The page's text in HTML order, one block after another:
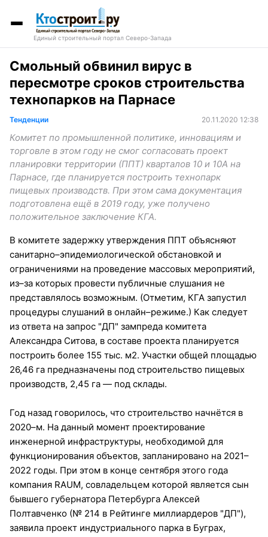
Единый строительный портал Северо-Запада
Смольный обвинил вирус в
пересмотре сроков строительства
технопарков на Парнасе
Тенденции 20.11.2020 12:38
Комитет по промышленной политике, инновациям и
торговле в этом году не смог согласовать проект
планировки территории (ППТ) кварталов 10 и 10А на
Парнасе, где планируется построить технопарк
пищевых производств. При этом сама документация
подготовлена ещё в 2019 году, уже получено
положительное заключение КГА.
В комитете задержку утверждения ППТ объясняют
санитарно–эпидемиологической обстановкой и
ограничениями на проведение массовых мероприятий,
из–за которых провести публичные слушания не
представлялось возможным. (Отметим, КГА запустил
процедуры слушаний в онлайн–режиме.) Как следует
из ответа на запрос "ДП" зампреда комитета
Александра Ситова, в составе проекта планируется
построить более 155 тыс. м2. Участки общей площадью
26,46 га предназначены под строительство пищевых
производств, 2,45 га — под склады.
Год назад говорилось, что строительство начнётся в
2020–м. На данный момент проектирование
инженерной инфраструктуры, необходимой для
функционирования объектов, запланировано на 2021–
2022 годы. При этом в конце сентября этого года
компания RAUM, совладельцем которой является сын
бывшего губернатора Петербурга Алексей
Полтавченко (№ 214 в Рейтинге миллиардеров "ДП"),
заявила проект индустриального парка в Буграх,